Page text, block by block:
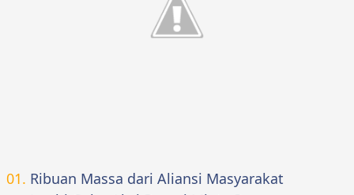
Ribuan Massa dari Aliansi Masyarakat